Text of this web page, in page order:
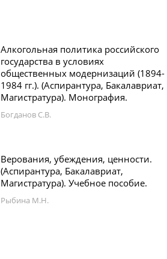
Алкогольная политика российского
государства в условиях
общественных модернизаций (1894-
1984 гг.). (Аспирантура, Бакалавриат,
Магистратура). Монография.
Богданов С.В.
Верования, убеждения, ценности.
(Аспирантура, Бакалавриат,
Магистратура). Учебное пособие.
Рыбина М.Н.